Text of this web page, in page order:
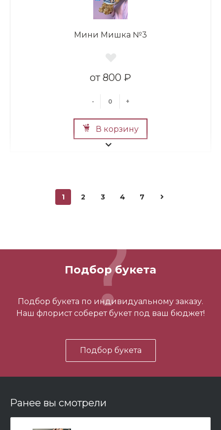
Мини Мишка №3
800 ₽
- +
В корзину
700 ₽
В корзину
Мишка Мини №1
1 2 3 4 7
Подбор букета
Подбор букета по индивидуальному заказу.
Наш флорист соберет букет под ваш бюджет!
Подбор букета
Ранее вы смотрели